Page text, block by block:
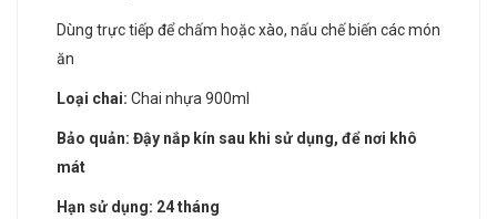
Dùng trực tiếp để chấm hoặc xào, nấu chế biến các món
ăn
Loại chai: Chai nhựa 900ml
Bảo quản: Đậy nắp kín sau khi sử dụng, để nơi khô
mát
Hạn sử dụng: 24 tháng